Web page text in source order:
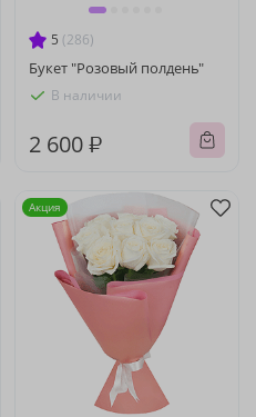
5 (286)
Букет "Розовый полдень"
В наличии
2 600 ₽
Акция